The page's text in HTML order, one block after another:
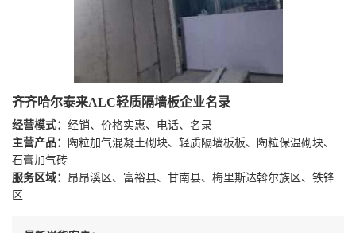
齐齐哈尔泰来ALC轻质隔墙板企业名录
经营模式： 经销、价格实惠、电话、名录
主营产品：
陶粒加气混凝土砌块、轻质隔墙板板、陶粒保温砌块、
石膏加气砖
服务区域： 昂昂溪区、富裕县、甘南县、梅里斯达斡尔族区、铁锋
区